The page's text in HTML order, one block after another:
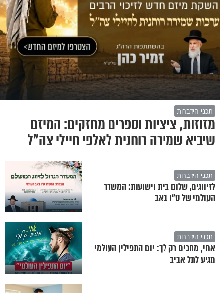
תכני הידברות
מזוזות, ציציות וספרים מחזקים: המיזם
שיביא שמירה רוחנית לאלפי חיילי צה"ל
תכני הידברות
לזיווגים, שלום בית וישועות: המשדר
העולמי של ט"ו באב
תכני הידברות
אחי, מחכים רק לך: יום התפילין העולמי
מגיע לתל אביב